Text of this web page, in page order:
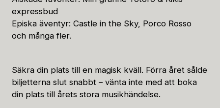
expressbud
Episka äventyr: Castle in the Sky, Porco Rosso
och många fler.
Säkra din plats till en magisk kväll. Förra året sålde
biljetterna slut snabbt – vänta inte med att boka
din plats till årets stora musikhändelse.